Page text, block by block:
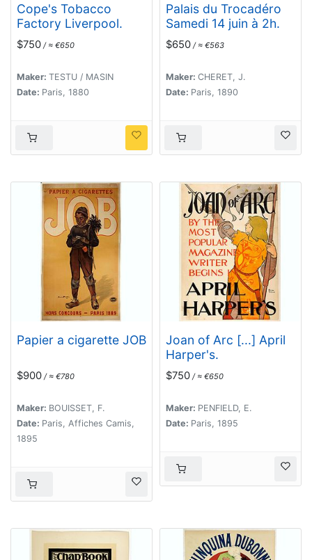
Cope's Tobacco
Factory Liverpool.
$750 / ≈ €650
Maker: TESTU / MASIN
Date: Paris, 1880
Palais du Trocadéro
Samedi 14 juin à 2h.
$650 / ≈ €563
Maker: CHERET, J.
Date: Paris, 1890
Papier a cigarette JOB
$900 / ≈ €780
Maker: BOUISSET, F.
Date: Paris, Affiches Camis,
1895
Joan of Arc [...] April
Harper's.
$750 / ≈ €650
Maker: PENFIELD, E.
Date: Paris, 1895